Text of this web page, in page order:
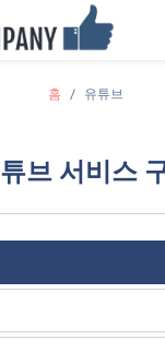
홈 유튜브
브 서비스